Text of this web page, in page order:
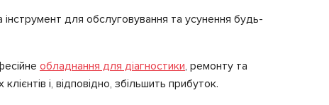
для обслуговування та усунення будь-
обладнання для діагностики, ремонту та
і, відповідно, збільшить прибуток.